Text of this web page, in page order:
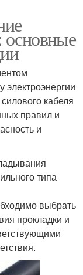
основные
электроэнергии
кабеля
правил и
и
типа
выбрать
прокладки и